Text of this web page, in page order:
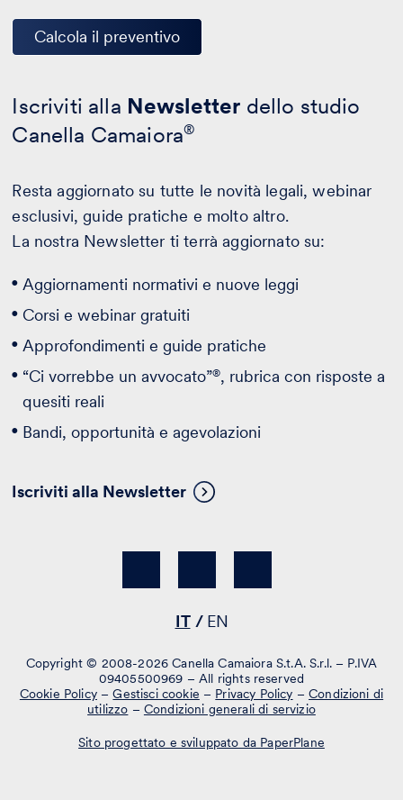
Calcola il preventivo
Iscriviti alla Newsletter dello studio
Canella Camaiora®
Resta aggiornato su tutte le novità legali, webinar
esclusivi, guide pratiche e molto altro.
La nostra Newsletter ti terrà aggiornato su:
Aggiornamenti normativi e nuove leggi
Corsi e webinar gratuiti
Approfondimenti e guide pratiche
“Ci vorrebbe un avvocato”®, rubrica con risposte a
quesiti reali
Bandi, opportunità e agevolazioni
Iscriviti alla Newsletter
IT EN
Copyright © 2008-2026 Canella Camaiora S.t.A. S.r.l. – P.IVA
09405500969 – All rights reserved
Cookie Policy–Gestisci cookie – Privacy Policy –Condizioni di
utilizzo – Condizioni generali di servizio
Sito progettato e sviluppato da PaperPlane